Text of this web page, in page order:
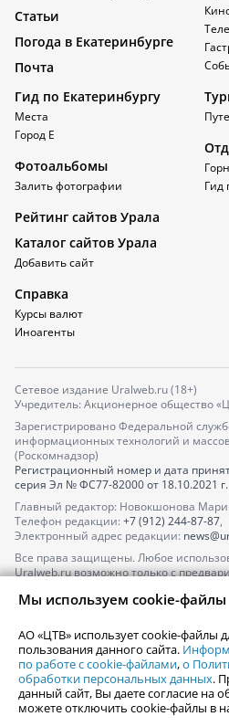
Статьи
Погода в Екатеринбурге
Почта
Гид по Екатеринбургу
Места
Город Е
Фотоальбомы
Залить фотографии
Гид
Рейтинг сайтов Урала
Каталог сайтов Урала
Добавить сайт
Справка
Курсы валют
Иноагенты
Сетевое издание Uralweb.ru (18+)
Учредитель: Акционерное общество
Зарегистрировано Федеральной
информационных технологий и
(Роскомнадзор)
Регистрационный номер и дата
серия Эл № ФС77-82000от 18.10.2021 г.
Главный редактор: Новокшонова
Телефон редакции: +7 (912) 244-87-87,
Электронный адрес редакции:
Все права защищены. Любое
Uralweb.ru возможно только с
По вопросам размещения рекламы
По вопросам размещения
afisha@uralweb.ru
Пользовательское соглашение на
Политика АО «ЦТВ» в отношении
Мы используем cookie-файлы
АО «ЦТВ» использует cookie-файлы
пользования данного сайта.
по работе с cookie-файлами,о
обработки персональных данных.
данный сайт, Вы даете согласие на
можете отключить cookie-файлы в